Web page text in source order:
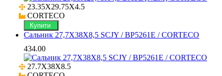
23.35X29.75X4.5
CORTECO
Купити
Сальник 27,7X38X8,5 SCJY / BP5261E / CORTECO
434.00
27.7X38X8.5